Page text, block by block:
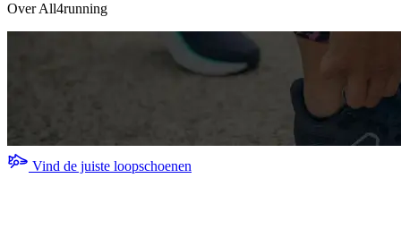
Over All4running
Vind de juiste loopschoenen